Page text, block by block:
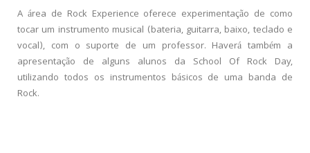
A área de Rock Experience oferece experimentação de como
tocar um instrumento musical (bateria, guitarra, baixo, teclado e
vocal), com o suporte de um professor. Haverá também a
apresentação de alguns alunos da School Of Rock Day,
utilizando todos os instrumentos básicos de uma banda de
Rock.